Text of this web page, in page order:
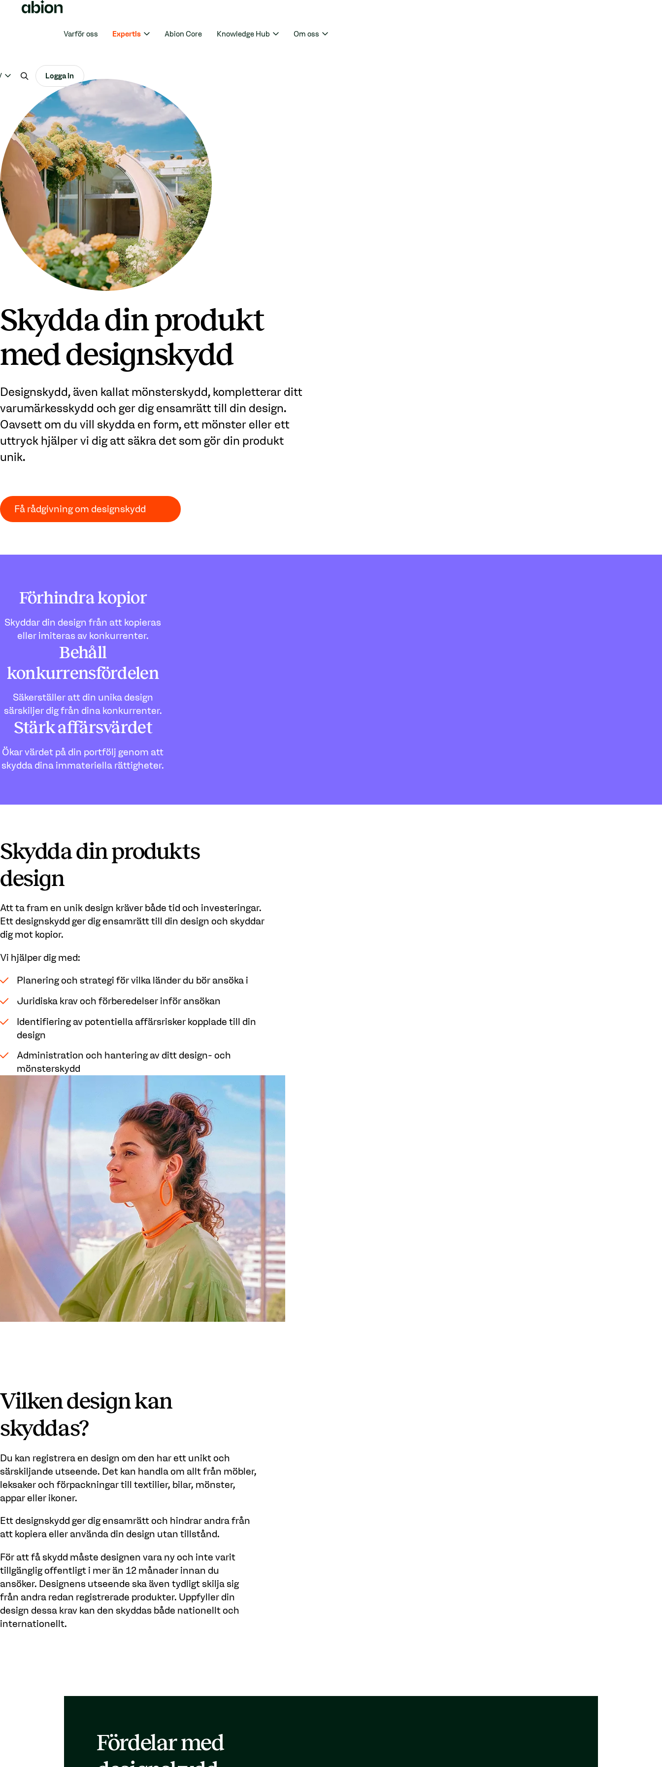
Varför oss Expertis Abion Core Knowledge Hub Om oss
Logga in
Skydda din produkt
med designskydd
Designskydd, även kallat mönsterskydd, kompletterar ditt
varumärkesskydd och ger dig ensamrätt till din design.
Oavsett om du vill skydda en form, ett mönster eller ett
uttryck hjälper vi dig att säkra det som gör din produkt
unik.
Få rådgivning om designskydd
Förhindra kopior
Skyddar din design från att kopieras
eller imiteras av konkurrenter.
Behåll
konkurrensfördelen
Säkerställer att din unika design
särskiljer dig från dina konkurrenter.
Stärk affärsvärdet
Ökar värdet på din portfölj genom att
skydda dina immateriella rättigheter.
Skydda din produkts
design
Att ta fram en unik design kräver både tid och investeringar.
Ett designskydd ger dig ensamrätt till din design och skyddar
dig mot kopior.
Vi hjälper dig med:
Planering och strategi för vilka länder du bör ansöka i
Juridiska krav och förberedelser inför ansökan
Identifiering av potentiella affärsrisker kopplade till din
design
Administration och hantering av ditt design- och
mönsterskydd
Vilken design kan
skyddas?
Du kan registrera en design om den har ett unikt och
särskiljande utseende. Det kan handla om allt från möbler,
leksaker och förpackningar till textilier, bilar, mönster,
appar eller ikoner.
Ett designskydd ger dig ensamrätt och hindrar andra från
att kopiera eller använda din design utan tillstånd.
För att få skydd måste designen vara ny och inte varit
tillgänglig offentligt i mer än 12 månader innan du
ansöker. Designens utseende ska även tydligt skilja sig
från andra redan registrerade produkter. Uppfyller din
design dessa krav kan den skyddas både nationellt och
internationellt.
Fördelar med